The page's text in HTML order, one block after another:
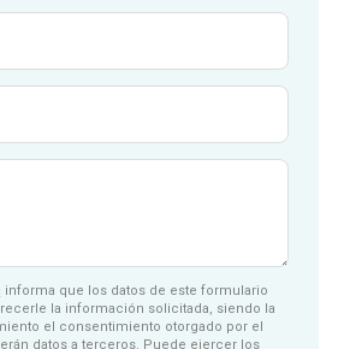
informa que los datos de este formulario
la información solicitada, siendo la
el consentimiento otorgado por el
datos a terceros. Puede ejercer los